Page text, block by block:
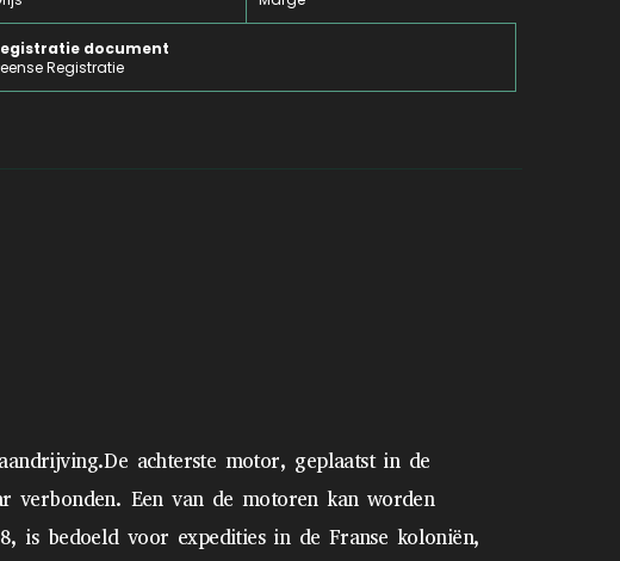
document
Registratie
achterste motor, geplaatst in de
verbonden. Een van de motoren kan worden
is bedoeld voor expedities in de Franse koloniën,